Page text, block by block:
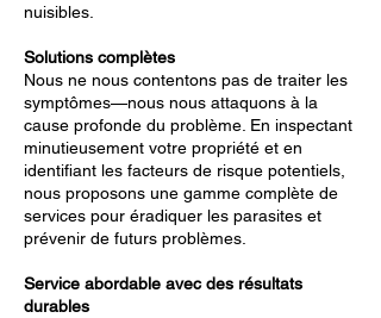
nuisibles.
Solutions complètes
Nous ne nous contentons pas de traiter les
symptômes—nous nous attaquons à la
cause profonde du problème. En inspectant
minutieusement votre propriété et en
identifiant les facteurs de risque potentiels,
nous proposons une gamme complète de
services pour éradiquer les parasites et
prévenir de futurs problèmes.
Service abordable avec des résultats
durables